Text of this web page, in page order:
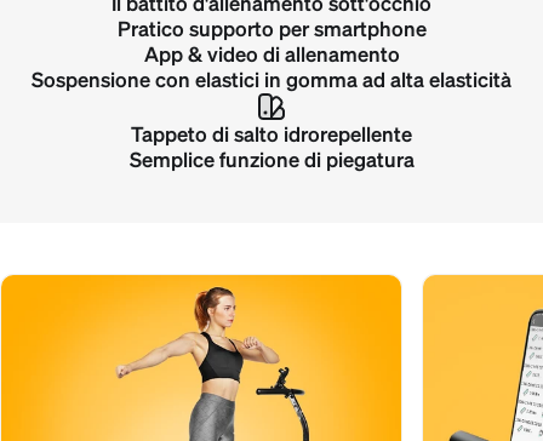
Pratico supporto per smartphone
App & video di allenamento
Sospensione con elastici in gomma ad alta elasticità
Tappeto di salto idrorepellente
Semplice funzione di piegatura